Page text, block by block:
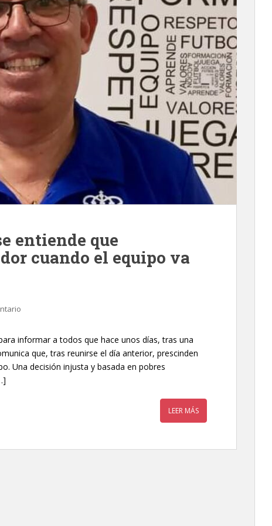
entiende que
cuando el equipo va
informar a todos que hace unos días, tras una
que, tras reunirse el día anterior, prescinden
Una decisión injusta y basada en pobres
LEER MÁS